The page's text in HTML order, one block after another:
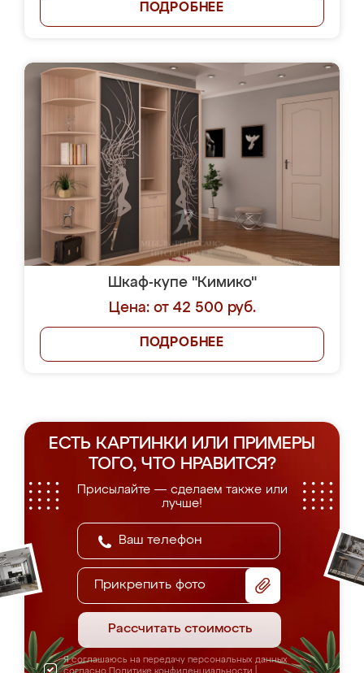
ПОДРОБНЕЕ
Шкаф-купе "Кимико"
Цена: от 42 500 руб.
ПОДРОБНЕЕ
ЕСТЬ КАРТИНКИ ИЛИ ПРИМЕРЫ
ТОГО, ЧТО НРАВИТСЯ?
Присылайте — сделаем также или
лучше!
Прикрепить фото
Рассчитать стоимость
Я соглашаюсь на передачу персональных данных
согласно Политике конфиденциальности